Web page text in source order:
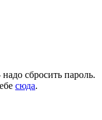
надо сбросить пароль.
сюда.